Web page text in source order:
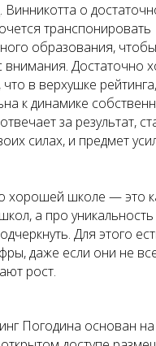
Винникотта о
транспонировать
образования, чтобы
внимания. Достаточно
в верхушке
к динамике
за результат,
силах, и предмет
хорошей школе — это
а про
Для этого
даже если они не
рост.
Погодина основан на